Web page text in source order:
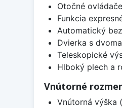
Otočné ovládače
Funkcia
Automatický
Dvierka s
Teleskopické
Hlboký plech a
Vnútorné
Vnútorná výška